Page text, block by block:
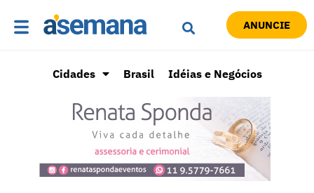
ANUNCIE
Cidades Brasil Idéias e Negócios